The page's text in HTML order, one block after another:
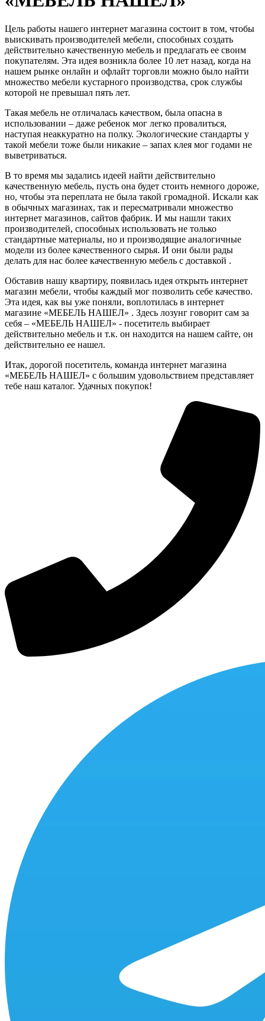
Цель работы нашего интернет магазина состоит в том, чтобы
выискивать производителей мебели, способных создать
действительно качественную мебель и предлагать ее своим
покупателям. Эта идея возникла более 10 лет назад, когда на
нашем рынке онлайн и офлайт торговли можно было найти
множество мебели кустарного производства, срок службы
которой не превышал пять лет.
Такая мебель не отличалась качеством, была опасна в
использовании – даже ребенок мог легко провалиться,
наступая неаккуратно на полку. Экологические стандарты у
такой мебели тоже были никакие – запах клея мог годами не
выветриваться.
В то время мы задались идеей найти действительно
качественную мебель, пусть она будет стоить немного дороже,
но, чтобы эта переплата не была такой громадной. Искали как
в обычных магазинах, так и пересматривали множество
интернет магазинов, сайтов фабрик. И мы нашли таких
производителей, способных использовать не только
стандартные материалы, но и производящие аналогичные
модели из более качественного сырья. И они были рады
делать для нас более качественную мебель с доставкой .
Обставив нашу квартиру, появилась идея открыть интернет
магазин мебели, чтобы каждый мог позволить себе качество.
Эта идея, как вы уже поняли, воплотилась в интернет
магазине «МЕБЕЛЬ НАШЕЛ» . Здесь лозунг говорит сам за
себя – «МЕБЕЛЬ НАШЕЛ» - посетитель выбирает
действительно мебель и т.к. он находится на нашем сайте, он
действительно ее нашел.
Итак, дорогой посетитель, команда интернет магазина
«МЕБЕЛЬ НАШЕЛ» с большим удовольствием представляет
тебе наш каталог. Удачных покупок!